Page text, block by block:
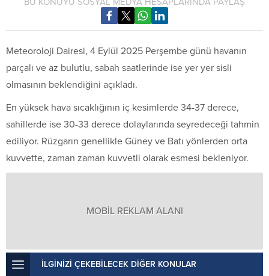
Meteoroloji Dairesi, 4 Eylül 2025 Perşembe günü havanın
parçalı ve az bulutlu, sabah saatlerinde ise yer yer sisli
olmasının beklendiğini açıkladı.
En yüksek hava sıcaklığının iç kesimlerde 34-37 derece,
sahillerde ise 30-33 derece dolaylarında seyredeceği tahmin
ediliyor. Rüzgarın genellikle Güney ve Batı yönlerden orta
kuvvette, zaman zaman kuvvetli olarak esmesi bekleniyor.
MOBİL REKLAM ALANI
İLGİNİZİ ÇEKEBİLECEK DİĞER KONULAR